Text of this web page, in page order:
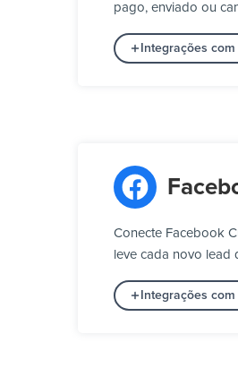
pago, enviado ou
Integrações
Conecte Facebook
leve cada novo lead
Integrações